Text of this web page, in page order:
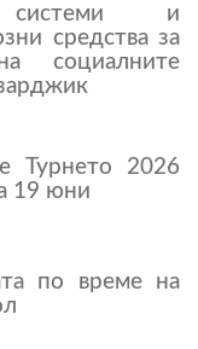
системи и
средства за
социалните
Турнето 2026
19 юни
по време на